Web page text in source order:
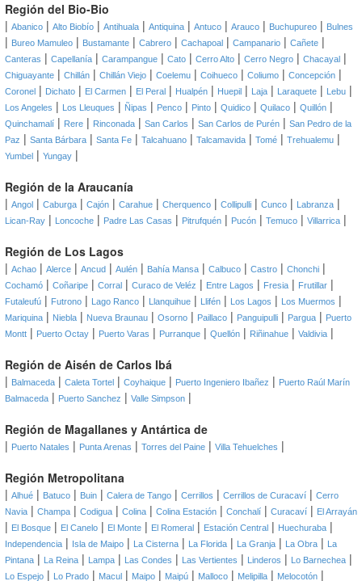
Región del Bio-Bio
| Abanico | Alto Biobío | Antihuala | Antiquina | Antuco | Arauco | Buchupureo | Bulnes
| Bureo Mamuleo | Bustamante | Cabrero | Cachapoal | Campanario | Cañete |
Canteras | Capellanía | Carampangue | Cato | Cerro Alto | Cerro Negro | Chacayal |
Chiguayante | Chillán | Chillán Viejo | Coelemu | Coihueco | Coliumo | Concepción |
Coronel | Dichato | El Carmen | El Peral | Hualpén | Huepil | Laja | Laraquete | Lebu |
Los Angeles | Los Lleuques | Ñipas | Penco | Pinto | Quidico | Quilaco | Quillón |
Quinchamalí | Rere | Rinconada | San Carlos | San Carlos de Purén | San Pedro de la
Paz | Santa Bárbara | Santa Fe | Talcahuano | Talcamavida | Tomé | Trehualemu |
Yumbel | Yungay |
Región de la Araucanía
| Angol | Caburga | Cajón | Carahue | Cherquenco | Collipulli | Cunco | Labranza |
Lican-Ray | Loncoche | Padre Las Casas | Pitrufquén | Pucón | Temuco | Villarrica |
Región de Los Lagos
| Achao | Alerce | Ancud | Aulén | Bahía Mansa | Calbuco | Castro | Chonchi |
Cochamó | Coñaripe | Corral | Curaco de Veléz | Entre Lagos | Fresia | Frutillar |
Futaleufú | Futrono | Lago Ranco | Llanquihue | Llifén | Los Lagos | Los Muermos |
Mariquina | Niebla | Nueva Braunau | Osorno | Paillaco | Panguipulli | Pargua | Puerto
Montt | Puerto Octay | Puerto Varas | Purranque | Quellón | Riñinahue | Valdivia |
Región de Aisén de Carlos Ibá
| Balmaceda | Caleta Tortel | Coyhaique | Puerto Ingeniero Ibañez | Puerto Raúl Marín
Balmaceda | Puerto Sanchez | Valle Simpson |
Región de Magallanes y Antártica de
| Puerto Natales | Punta Arenas | Torres del Paine | Villa Tehuelches |
Región Metropolitana
| Alhué | Batuco | Buin | Calera de Tango | Cerrillos | Cerrillos de Curacaví | Cerro
Navia | Champa | Codigua | Colina | Colina Estación | Conchalí | Curacaví | El Arrayán
| El Bosque | El Canelo | El Monte | El Romeral | Estación Central | Huechuraba |
Independencia | Isla de Maipo | La Cisterna | La Florida | La Granja | La Obra |
La
Pintana | La Reina | Lampa | Las Condes | Las Vertientes | Linderos | Lo Barnechea |
Lo Espejo | Lo Prado | Macul | Maipo | Maipú | Malloco | Melipilla | Melocotón |